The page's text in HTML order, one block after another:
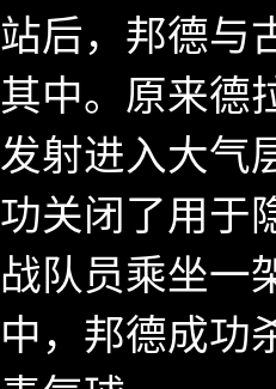
站后，邦德与
其中。原来德
发射进入大气
功关闭了用于
战队员乘坐一
中，邦德成功